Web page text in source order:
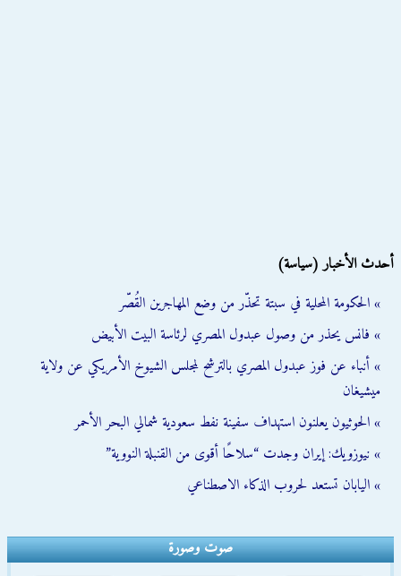
أحدث الأخبار (سياسة)
» الحكومة المحلية في سبتة تحذّر من وضع المهاجرين القُصّر
» فانس يحذر من وصول عبدول المصري لرئاسة البيت الأبيض
» أنباء عن فوز عبدول المصري بالترشح لمجلس الشيوخ الأمريكي عن ولاية
ميشيغان
» الحوثيون يعلنون استهداف سفينة نفط سعودية شمالي البحر الأحمر
» نيوزويك: إيران وجدت “سلاحًا أقوى من القنبلة النووية”
» اليابان تستعد لحروب الذكاء الاصطناعي
صوت وصورة